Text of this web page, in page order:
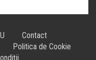
Contact
Politica de Cookie